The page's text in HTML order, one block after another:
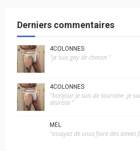
Derniers commentaires
4COLONNES
"je suis gay de chinon "
4COLONNES
"bonjour je suis de touraine .je
aturiste "
MÉL
"essayez de vous faire des amies